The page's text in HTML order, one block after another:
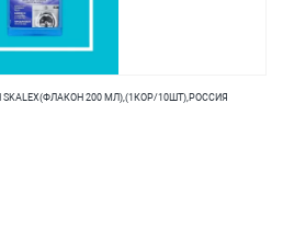
200 МЛ),(1КОР/10ШТ),РОССИЯ